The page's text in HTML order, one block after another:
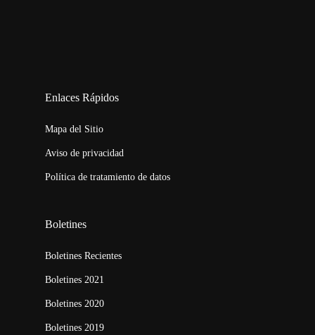
Enlaces Rápidos
Mapa del Sitio
Aviso de privacidad
Política de tratamiento de datos
Boletines
Boletines Recientes
Boletines 2021
Boletines 2020
Boletines 2019